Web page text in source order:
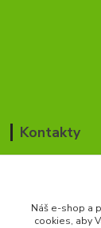
Kontakty
+420 776
Náš e-shop a
cookies, aby